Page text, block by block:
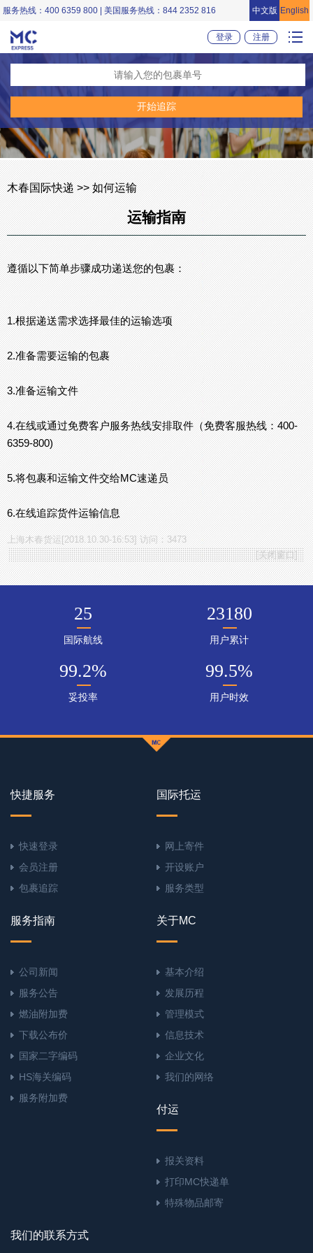
服务热线：400 6359 800 | 美国服务热线：844 2352 816 中文版 English
登录 注册
木春国际快递 >> 如何运输
运输指南
遵循以下简单步骤成功递送您的包裹：
1.根据递送需求选择最佳的运输选项
2.准备需要运输的包裹
3.准备运输文件
4.在线或通过免费客户服务热线安排取件（免费客服热线：400-
6359-800)
5.将包裹和运输文件交给MC速递员
6.在线追踪货件运输信息
上海木春货运[2018.10.30-16:53] 访问：3473
[关闭窗口]
25
国际航线
23180
用户累计
99.2%
妥投率
99.5%
用户时效
快捷服务
快速登录
会员注册
包裹追踪
国际托运
网上寄件
开设账户
服务类型
服务指南
公司新闻
服务公告
燃油附加费
下载公布价
国家二字编码
HS海关编码
服务附加费
关于MC
基本介绍
发展历程
管理模式
信息技术
企业文化
我们的网络
付运
报关资料
打印MC快递单
特殊物品邮寄
我们的联系方式